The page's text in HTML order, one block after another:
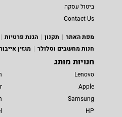
ביטול עסקה
Contact Us
מפת האתר
תקנון הגנת פרטיות
חנות מחשבים וסלולר
מגזין
חנויות מותג
Lenovo
Apple
Samsung
HP